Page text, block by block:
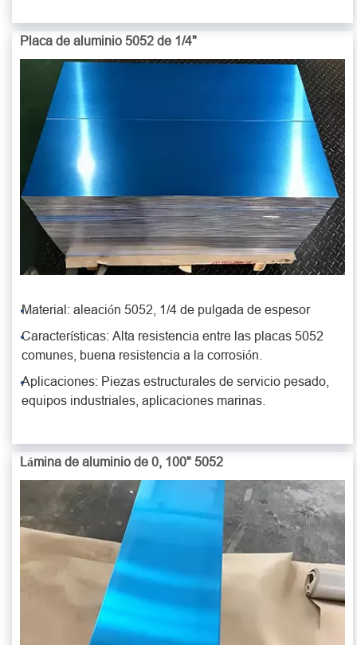
Placa de aluminio 5052 de 1/4"
Material: aleación 5052, 1/4 de pulgada de espesor
Características: Alta resistencia entre las placas 5052
comunes, buena resistencia a la corrosión.
Aplicaciones: Piezas estructurales de servicio pesado,
equipos industriales, aplicaciones marinas.
Lámina de aluminio de 0, 100" 5052